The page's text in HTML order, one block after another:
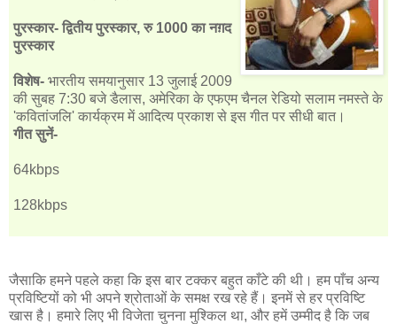
पुरस्कार- द्वितीय पुरस्कार, रु 1000 का नग़द
पुरस्कार
विशेष- भारतीय समयानुसार 13 जुलाई 2009
की सुबह 7:30 बजे डैलास, अमेरिका के एफएम चैनल रेडियो सलाम नमस्ते के
'कवितांजलि' कार्यक्रम में आदित्य प्रकाश से इस गीत पर सीधी बात।
गीत सुनें-
64kbps
128kbps
जैसाकि हमने पहले कहा कि इस बार टक्कर बहुत काँटे की थी। हम पाँच अन्य
प्रविष्टियों को भी अपने श्रोताओं के समक्ष रख रहे हैं। इनमें से हर प्रविष्टि
खास है। हमारे लिए भी विजेता चुनना मुश्किल था, और हमें उम्मीद है कि जब